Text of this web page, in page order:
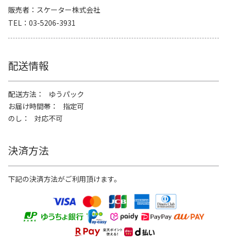
販売者
スケーター株式会社
TEL
03-5206-3931
配送情報
配送方法
ゆうパック
お届け時間帯
指定可
のし
対応不可
決済方法
下記の決済方法がご利用頂けます。